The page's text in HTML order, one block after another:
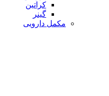
کراتین
گینر
مکمل دارویی